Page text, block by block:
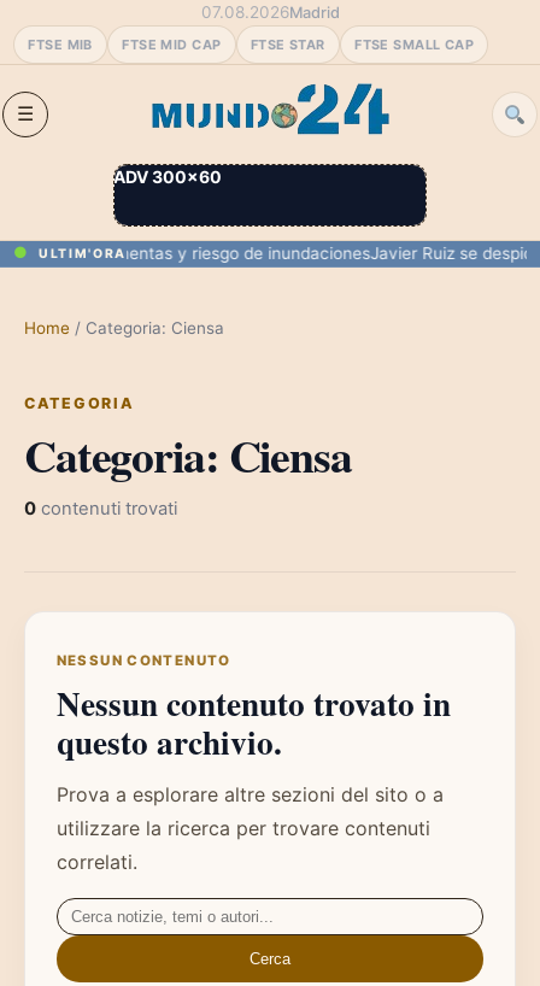
FTSE MIB FTSE MID CAP FTSE STAR FTSE SMALL CAP
07.08.2026Madrid
ADV 300×60
ULTIM'ORA
por tormentas y riesgo de inundacionesJavier Ruiz se despide
Home / Categoria: Ciensa
CATEGORIA
Categoria: Ciensa
0 contenuti trovati
NESSUN CONTENUTO
Nessun contenuto trovato in
questo archivio.
Prova a esplorare altre sezioni del sito o a
utilizzare la ricerca per trovare contenuti
correlati.
Cerca:
Cerca